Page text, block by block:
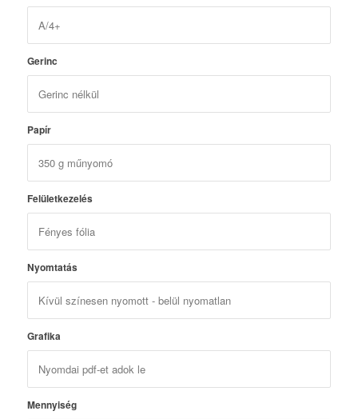
Gerinc
Papír
Felületkezelés
Nyomtatás
Grafika
Mennyiség